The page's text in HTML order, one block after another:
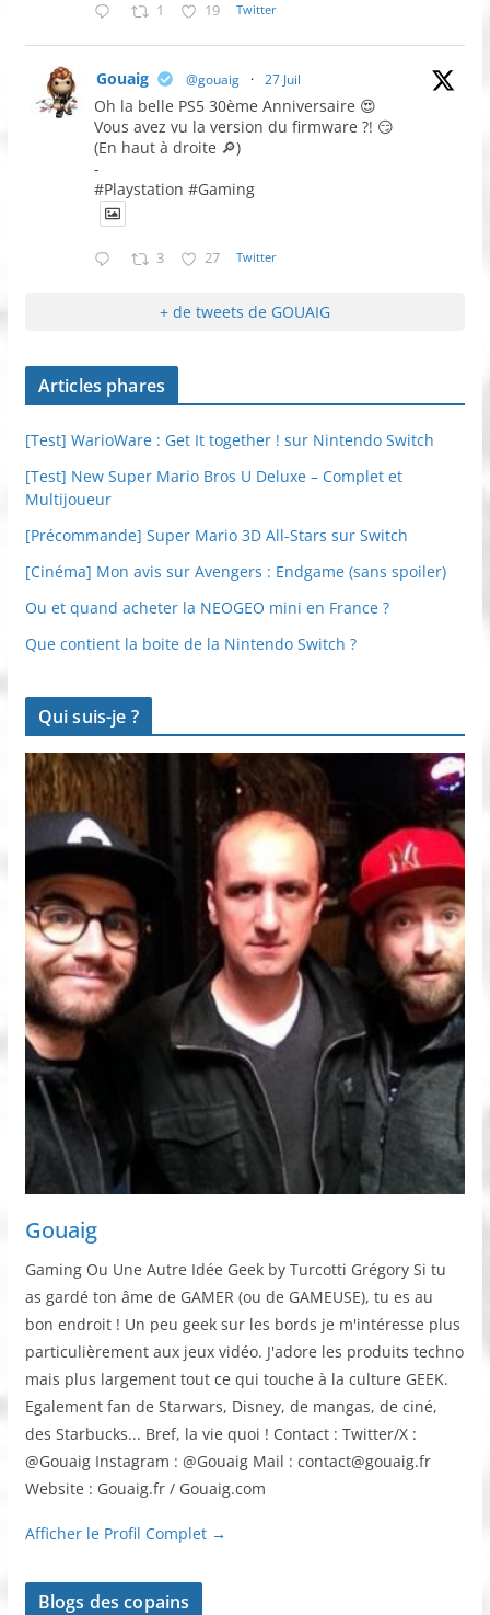
1 19 Twitter
Gouaig @gouaig · 27 Juil
Oh la belle PS5 30ème Anniversaire 😍
Vous avez vu la version du firmware ?! 😏
(En haut à droite 🔎)
-
#Playstation #Gaming
3 27 Twitter
+ de tweets de GOUAIG
Articles phares
[Test] WarioWare : Get It together ! sur Nintendo Switch
[Test] New Super Mario Bros U Deluxe – Complet et
Multijoueur
[Précommande] Super Mario 3D All-Stars sur Switch
[Cinéma] Mon avis sur Avengers : Endgame (sans spoiler)
Ou et quand acheter la NEOGEO mini en France ?
Que contient la boite de la Nintendo Switch ?
Qui suis-je ?
Gouaig
Gaming Ou Une Autre Idée Geek by Turcotti Grégory Si tu
as gardé ton âme de GAMER (ou de GAMEUSE), tu es au
bon endroit ! Un peu geek sur les bords je m'intéresse plus
particulièrement aux jeux vidéo. J'adore les produits techno
mais plus largement tout ce qui touche à la culture GEEK.
Egalement fan de Starwars, Disney, de mangas, de ciné,
des Starbucks... Bref, la vie quoi ! Contact : Twitter/X :
@Gouaig Instagram : @Gouaig Mail : contact@gouaig.fr
Website : Gouaig.fr / Gouaig.com
Afficher le Profil Complet →
Blogs des copains